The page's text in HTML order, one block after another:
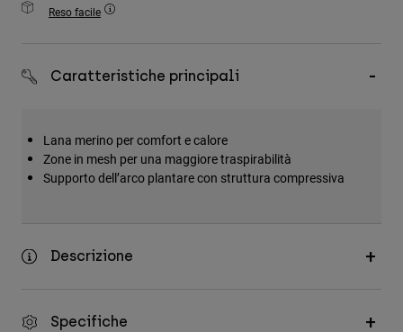
Accessori
Borse e zaini
Vedi tutto
Reso facile
Caratteristiche principali
Lana merino per comfort e calore
Zone in mesh per una maggiore traspirabilità
Supporto dell’arco plantare con struttura compressiva
Descrizione
Specifiche